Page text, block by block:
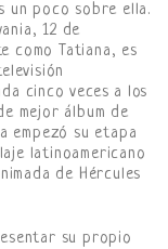
un poco sobre ella.
12 de
como Tatiana, es
cinco veces a los
mejor álbum de
empezó su etapa
latinoamericano
de Hércules
su propio